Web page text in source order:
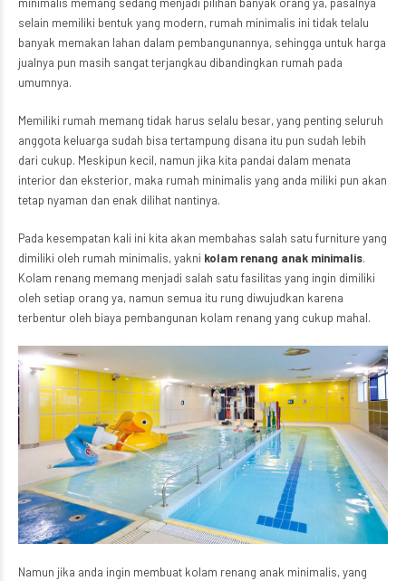
selain memiliki bentuk yang modern, rumah minimalis ini tidak telalu
banyak memakan lahan dalam pembangunannya, sehingga untuk harga
jualnya pun masih sangat terjangkau dibandingkan rumah pada
umumnya.
Memiliki rumah memang tidak harus selalu besar, yang penting seluruh
anggota keluarga sudah bisa tertampung disana itu pun sudah lebih
dari cukup. Meskipun kecil, namun jika kita pandai dalam menata
interior dan eksterior, maka rumah minimalis yang anda miliki pun akan
tetap nyaman dan enak dilihat nantinya.
Pada kesempatan kali ini kita akan membahas salah satu furniture yang
dimiliki oleh rumah minimalis, yakni kolam renang anak minimalis.
Kolam renang memang menjadi salah satu fasilitas yang ingin dimiliki
oleh setiap orang ya, namun semua itu rung diwujudkan karena
terbentur oleh biaya pembangunan kolam renang yang cukup mahal.
Namun jika anda ingin membuat kolam renang anak minimalis, yang